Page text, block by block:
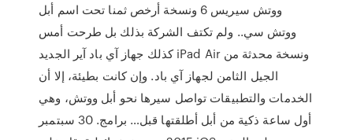
ووتش سيريس 6 ونسخة أرخص ثمنا تحت اسم أبل
ووتش سي.. ولم تكتف الشركة بذلك بل طرحت أمس
كذلك جهاز آي باد آير الجديد iPad Air ونسخة محدثة من
الجيل الثامن لجهاز آي باد. وإن كانت بطيئة، إلا أن
الخدمات والتطبيقات تواصل سيرها نحو أبل ووتش، وهي
أول ساعة ذكية من أبل أطلقتها قبل… برامج. 30 سبتمبر